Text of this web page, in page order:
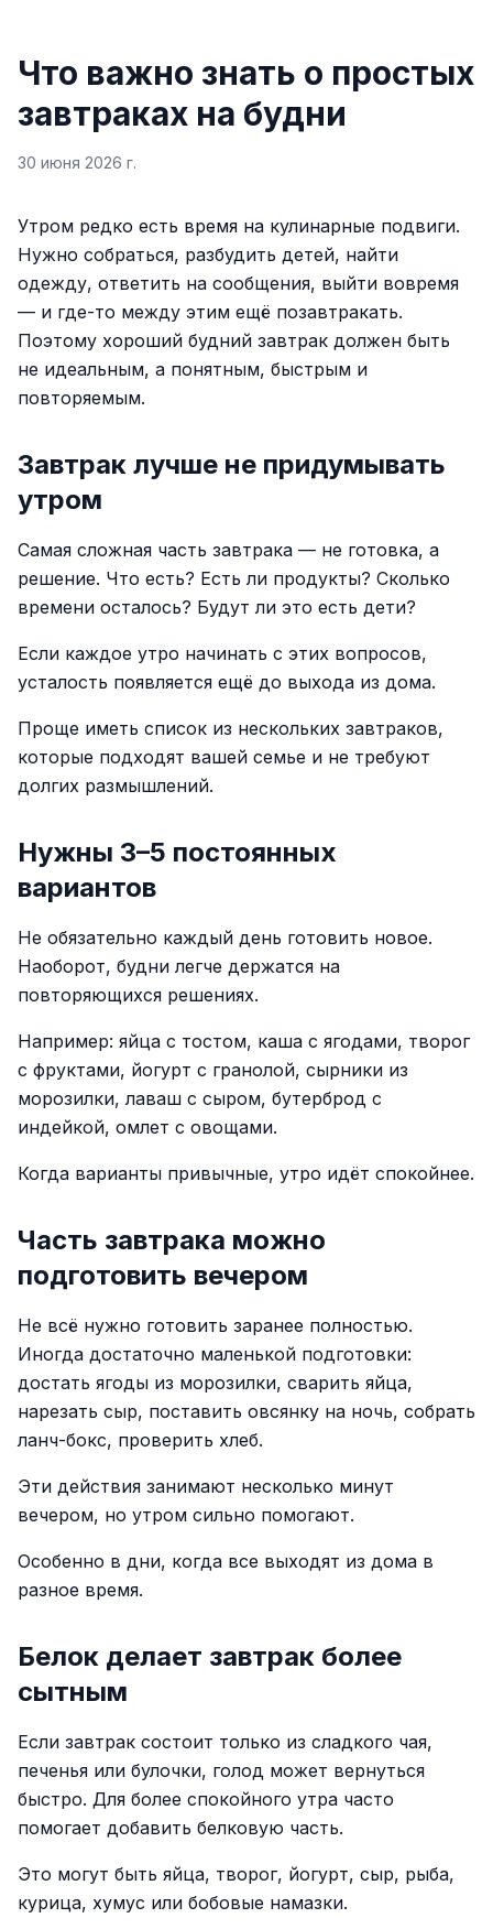
Что важно знать о простых
завтраках на будни
30 июня 2026 г.
Утром редко есть время на кулинарные подвиги.
Нужно собраться, разбудить детей, найти
одежду, ответить на сообщения, выйти вовремя
— и где-то между этим ещё позавтракать.
Поэтому хороший будний завтрак должен быть
не идеальным, а понятным, быстрым и
повторяемым.
Завтрак лучше не придумывать
утром
Самая сложная часть завтрака — не готовка, а
решение. Что есть? Есть ли продукты? Сколько
времени осталось? Будут ли это есть дети?
Если каждое утро начинать с этих вопросов,
усталость появляется ещё до выхода из дома.
Проще иметь список из нескольких завтраков,
которые подходят вашей семье и не требуют
долгих размышлений.
Нужны 3–5 постоянных
вариантов
Не обязательно каждый день готовить новое.
Наоборот, будни легче держатся на
повторяющихся решениях.
Например: яйца с тостом, каша с ягодами, творог
с фруктами, йогурт с гранолой, сырники из
морозилки, лаваш с сыром, бутерброд с
индейкой, омлет с овощами.
Когда варианты привычные, утро идёт спокойнее.
Часть завтрака можно
подготовить вечером
Не всё нужно готовить заранее полностью.
Иногда достаточно маленькой подготовки:
достать ягоды из морозилки, сварить яйца,
нарезать сыр, поставить овсянку на ночь, собрать
ланч-бокс, проверить хлеб.
Эти действия занимают несколько минут
вечером, но утром сильно помогают.
Особенно в дни, когда все выходят из дома в
разное время.
Белок делает завтрак более
сытным
Если завтрак состоит только из сладкого чая,
печенья или булочки, голод может вернуться
быстро. Для более спокойного утра часто
помогает добавить белковую часть.
Это могут быть яйца, творог, йогурт, сыр, рыба,
курица, хумус или бобовые намазки.